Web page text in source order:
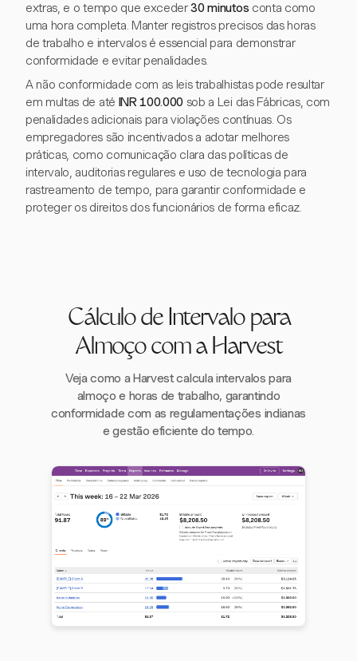
extras, e o tempo que exceder30 minutos conta como
uma hora completa. Manter registros precisos das horas
de trabalho e intervalos é essencial para demonstrar
conformidade e evitar penalidades.
A não conformidade com as leis trabalhistas pode resultar
em multas de até INR 100.000 sob a Lei das Fábricas, com
penalidades adicionais para violações contínuas. Os
empregadores são incentivados a adotar melhores
práticas, como comunicação clara das políticas de
intervalo, auditorias regulares e uso de tecnologia para
rastreamento de tempo, para garantir conformidade e
proteger os direitos dos funcionários de forma eficaz.
Cálculo de Intervalo para
Almoço com a Harvest
Veja como a Harvest calcula intervalos para
almoço e horas de trabalho, garantindo
conformidade com as regulamentações indianas
e gestão eficiente do tempo.